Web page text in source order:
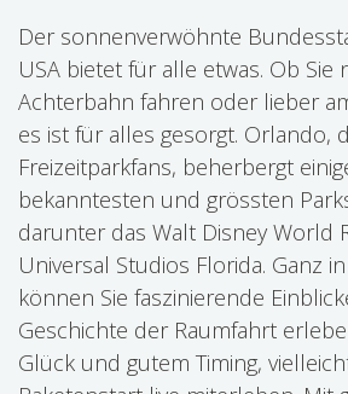
Der sonnenverwöhnte
USA bietet für alle etwas. Ob Sie
Achterbahn fahren oder lieber
es ist für alles gesorgt. Orlando,
Freizeitparkfans, beherbergt
bekanntesten und grössten
darunter das Walt Disney World
Universal Studios Florida. Ganz
können Sie faszinierende
Geschichte der Raumfahrt
Glück und gutem Timing,